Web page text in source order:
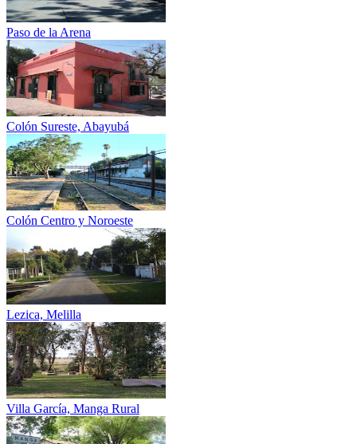
Paso de la Arena
Colón Sureste, Abayubá
Colón Centro y Noroeste
Lezica, Melilla
Villa García, Manga Rural